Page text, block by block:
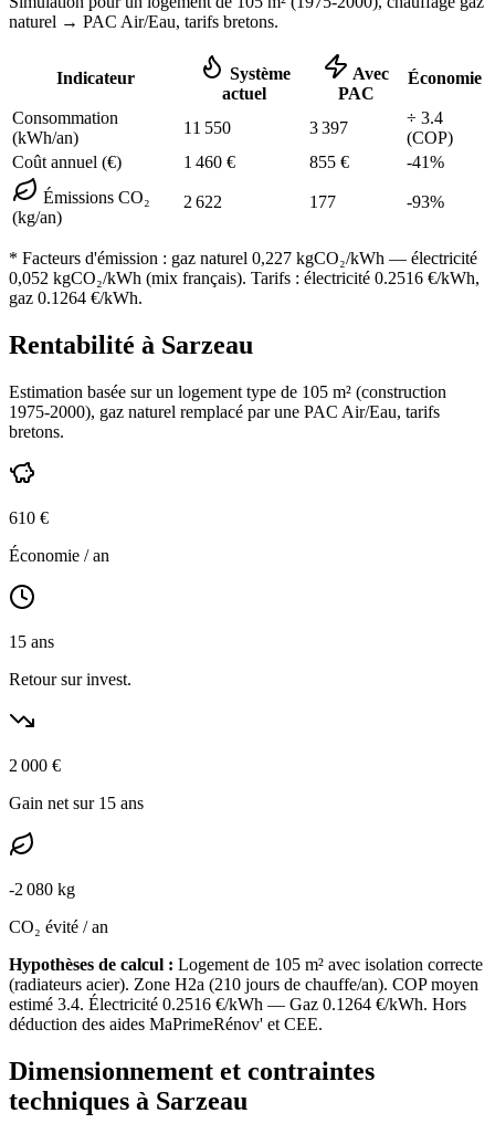
naturel → PAC Air/Eau, tarifs bretons.
Indicateur
Système
actuel
Avec
PAC
Économie
Consommation
(kWh/an)
11 550 3 397
÷ 3.4
(COP)
Coût annuel (€)
1 460 € 855 € -41%
Émissions CO₂
(kg/an)
2 622 177 -93%
* Facteurs d'émission : gaz naturel 0,227 kgCO₂/kWh — électricité
0,052 kgCO₂/kWh (mix français). Tarifs : électricité 0.2516 €/kWh,
gaz 0.1264 €/kWh.
Rentabilité à Sarzeau
Estimation basée sur un logement type de 105 m² (construction
1975-2000), gaz naturel remplacé par une PAC Air/Eau, tarifs
bretons.
610 €
Économie / an
15 ans
Retour sur invest.
2 000 €
Gain net sur 15 ans
-2 080 kg
CO₂ évité / an
Hypothèses de calcul : Logement de 105 m² avec isolation correcte
(radiateurs acier). Zone H2a (210 jours de chauffe/an). COP moyen
estimé 3.4. Électricité 0.2516 €/kWh — Gaz 0.1264 €/kWh. Hors
déduction des aides MaPrimeRénov' et CEE.
Dimensionnement et contraintes
techniques à Sarzeau